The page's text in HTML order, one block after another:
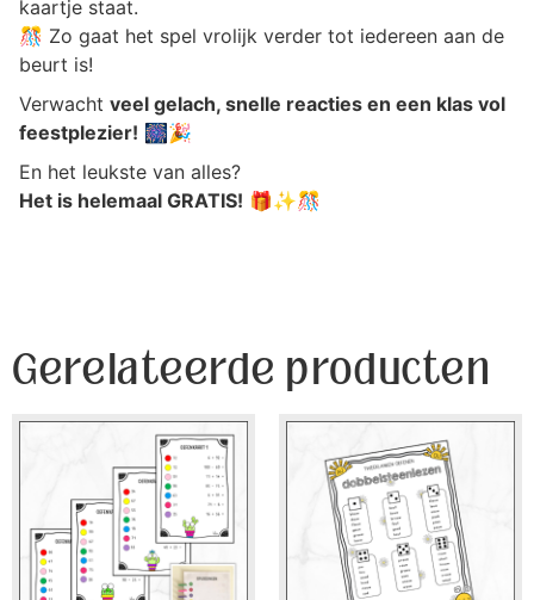
kaartje staat.
🎊 Zo gaat het spel vrolijk verder tot iedereen aan de
beurt is!
Verwacht veel gelach, snelle reacties en een klas vol
feestplezier! 🎆🎉
En het leukste van alles?
Het is helemaal GRATIS! 🎁✨🎊
Gerelateerde producten